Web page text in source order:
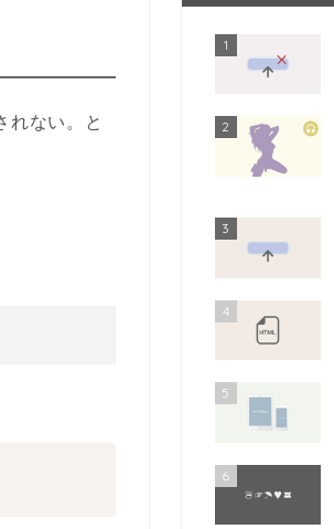
れない。と
1
2
3
4
5
6